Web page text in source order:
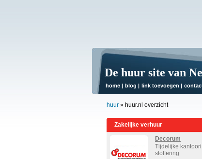
De huur site van
home | blog | link toevoegen |
huur » huur.nl overzicht
Zakelijke verhuur
Decorum
Tijdelijke
stoffering